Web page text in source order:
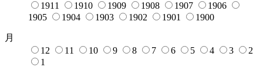
1911
1910 1909 1908 1907
1906
1905
1904 1903 1902 1901 1900
月
12
11 10 9 8 7 6 5 4 3
2
1